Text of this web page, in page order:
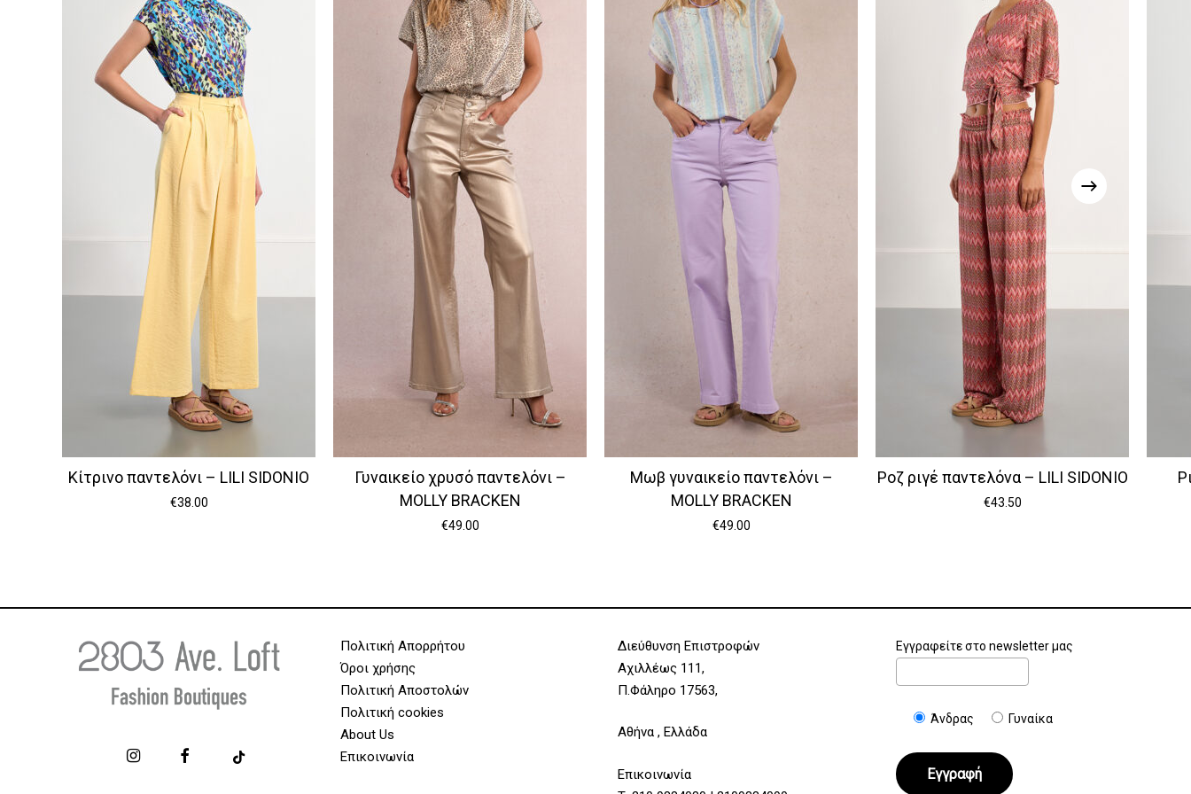
Κίτρινο παντελόνι – LILI SIDONIO
€38.00
Γυναικείο χρυσό παντελόνι –
MOLLY BRACKEN
€49.00
Μωβ γυναικείο παντελόνι –
MOLLY BRACKEN
€49.00
Ροζ ριγέ παντελόνα – LILI SIDONIO
€43.50
Πολιτική Απορρήτου
Όροι χρήσης
Πολιτική Αποστολών
Πολιτική cookies
About Us
Επικοινωνία
Διεύθυνση Επιστροφών
Αχιλλέως 111,
Π.Φάληρο 17563,
Αθήνα , Ελλάδα
Επικοινωνία
Εγγραφείτε στο newsletter μας
Άνδρας Γυναίκα